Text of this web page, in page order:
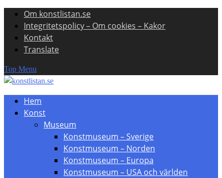
Skip
content
Om konstlistan.se
Integritetspolicy – Om cookies – Kakor
Kontakt
Translate
Top Menu
Hem
Konst
Museum
Konstmuseum – Sverige
Konstmuseum – Norden
Konstmuseum – Europa
Konstmuseum – USA och världen